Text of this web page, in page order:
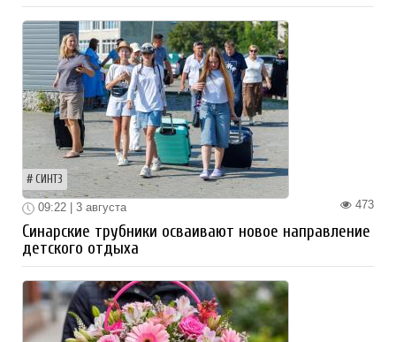
СИНТЗ
473
09:22 | 3 августа
Синарские трубники осваивают новое направление
детского отдыха